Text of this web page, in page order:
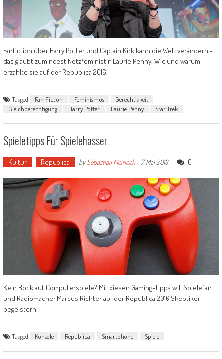
Fanfiction über Harry Potter und Captain Kirk kann die Welt verändern -
das glaubt zumindest Netzfeministin Laurie Penny. Wie und warum
erzählte sie auf der Republica 2016.
Tagged Fan Fiction Feminismus
Gerechtigkeit
Gleichberechtigung
Harry Potter Laurie Penny Star Trek
Spieletipps Für Spielehasser
Kultur Republica bySebastian Meineck- 7. Mai 2016 0
Kein Bock auf Computerspiele? Mit diesen Gaming-Tipps will Spielefan
und Radiomacher Marcus Richter auf der Republica 2016 Skeptiker
begeistern.
Tagged Konsole Republica Smartphone Spiele